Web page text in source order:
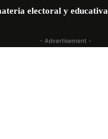
electoral y educativa
- Advertisement -